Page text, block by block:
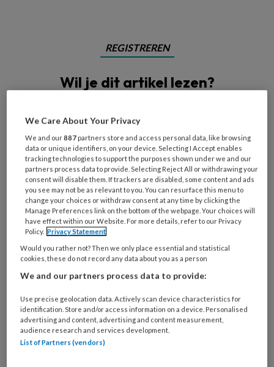
REGISTREREN
Wil je dit artikel lezen?
artikelen gratis per maand
Al een account of abonnement?Log dan in
Wat
is
je
e-
mailadres?
* *
Kies
je
wachtwoord* *
je
functie *
Bij
welke
We Care About Your Privacy
We and our887 partners store and access personal data, like browsing
data or unique identifiers, on your device. Selecting I Accept enables
tracking technologies to support the purposes shown under we and our
partners process data to provide. Selecting Reject All or withdrawing your
consent will disable them. If trackers are disabled, some content and ads
you see may not be as relevant to you. You can resurface this menu to
change your choices or withdraw consent at any time by clicking the
Manage Preferences link on the bottom of the webpage. Your choices will
have effect within our Website. For more details, refer to our Privacy
Policy. Privacy Statement
Would you rather not? Then we only place essential and statistical
cookies, these do not record any data about you as a person
We and our partners process data to provide:
Use precise geolocation data. Actively scan device characteristics for
identification. Store and/or access information on a device. Personalised
advertising and content, advertising and content measurement,
audience research and services development.
List of Partners (vendors)